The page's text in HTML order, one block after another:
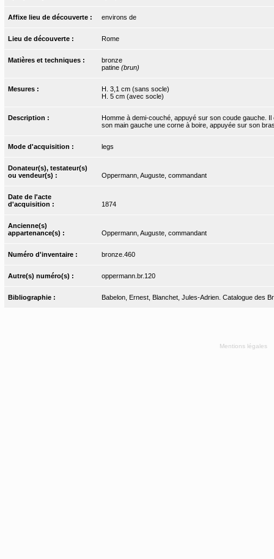
Affixe lieu de découverte : environs de
Lieu de découverte : Rome
Matières et techniques :
bronze
patine (brun)
Mesures :
H. 3,1 cm (sans socle)
H. 5 cm (avec socle)
Description :
Homme à demi-couché, appuyé sur son coude gauche.
son main gauche une corne à boire, appuyée sur son
Mode d'acquisition : legs
Donateur(s), testateur(s)
ou vendeur(s) :
Oppermann, Auguste, commandant
Date de l'acte
d'acquisition :
1874
Ancienne(s)
appartenance(s) :
Oppermann, Auguste, commandant
Numéro d'inventaire : bronze.460
Autre(s) numéro(s) : oppermann.br.120
Bibliographie : Babelon, Ernest, Blanchet, Jules-Adrien. Catalogue des
Mentions légales